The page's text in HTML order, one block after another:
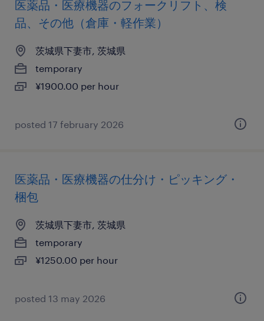
医薬品・医療機器のフォークリフト、検
品、その他（倉庫・軽作業）
茨城県下妻市, 茨城県
temporary
¥1900.00 per hour
posted 17 february 2026
医薬品・医療機器の仕分け・ピッキング・
梱包
茨城県下妻市, 茨城県
temporary
¥1250.00 per hour
posted 13 may 2026